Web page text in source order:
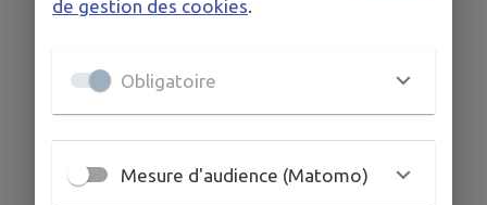
de gestion des cookies.
Obligatoire
Mesure d'audience (Matomo)